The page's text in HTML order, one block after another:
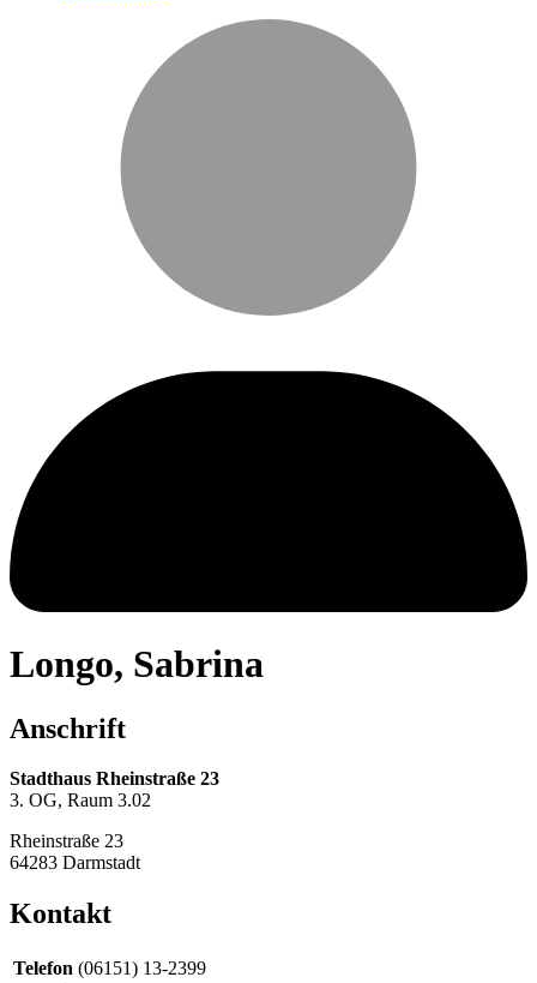
Longo, Sabrina
Anschrift
Stadthaus Rheinstraße 23
3. OG, Raum 3.02
Rheinstraße 23
64283 Darmstadt
Kontakt
Telefon (06151) 13-2399